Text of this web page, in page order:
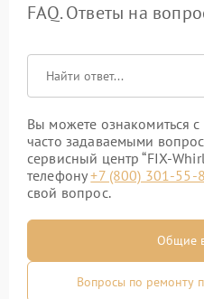
FAQ. Ответы на
Вы можете ознакомиться
часто задаваемыми
сервисный центр “FIX-
телефону+7 (800) 301-55-
свой вопрос.
Общие
Вопросы по ремонту